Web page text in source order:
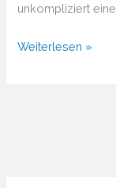
unkompliziert
Von
Weiterlesen »